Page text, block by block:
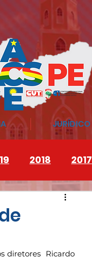
JURÍDICO
2018 2017
diretores  Ricardo